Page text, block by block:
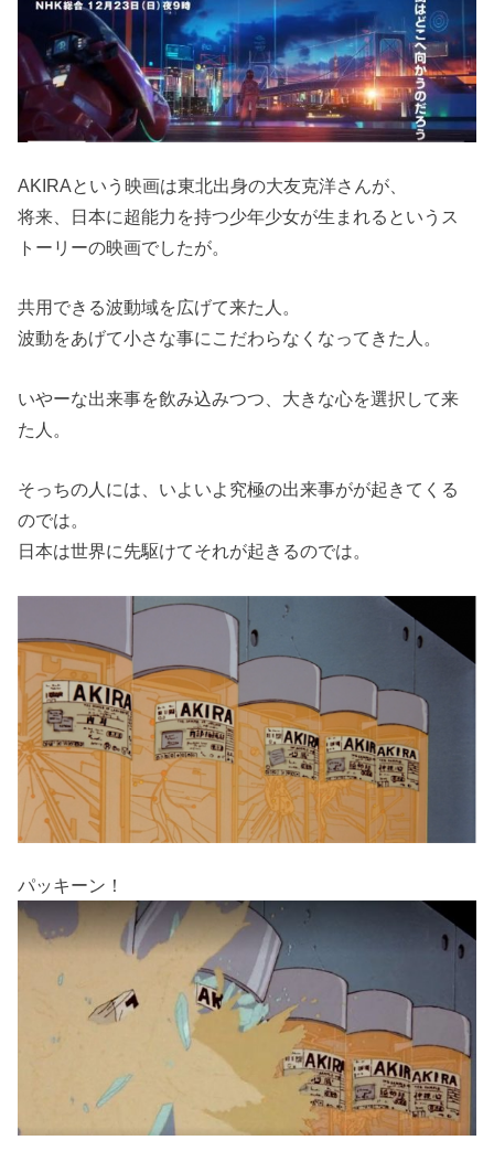
AKIRAという映画は東北出身の大友克洋さんが、
将来、日本に超能力を持つ少年少女が生まれるというス
トーリーの映画でしたが。
共用できる波動域を広げて来た人。
波動をあげて小さな事にこだわらなくなってきた人。
いやーな出来事を飲み込みつつ、大きな心を選択して来
た人。
そっちの人には、いよいよ究極の出来事がが起きてくる
のでは。
日本は世界に先駆けてそれが起きるのでは。
パッキーン！